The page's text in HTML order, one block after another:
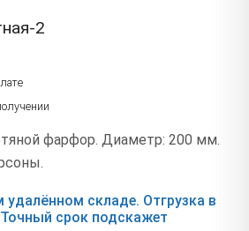
2
фарфор. Диаметр: 200 мм.
складе. Отгрузка в
срок подскажет